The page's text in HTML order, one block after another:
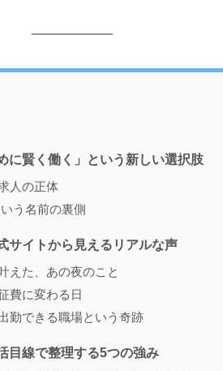
に賢く働く」という新しい選択肢
人の正体
う名前の裏側
サイトから見えるリアルな声
えた、あの夜のこと
費に変わる日
勤できる職場という奇跡
目線で整理する5つの強み